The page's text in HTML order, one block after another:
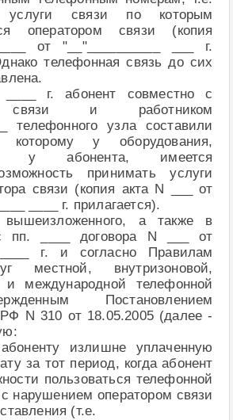
связи по которым
оператором связи (копия
от "__"__________ ___ г.
телефонная связь до сих
____ г. абонент совместно с
связи и работником
телефонного узла составили
которому у оборудования,
у абонента, имеется
принимать услуги
связи (копия акта N ___ от
____ г. прилагается).
а также в
пп. ____ договора N ___ от
____ г. и согласно Правилам
местной, внутризоновой,
и международной телефонной
Постановлением
РФ N 310 от 18.05.2005 (далее -
излишне уплаченную
за тот период, когда абонент
пользоваться телефонной
нарушением оператором связи
(т.е.